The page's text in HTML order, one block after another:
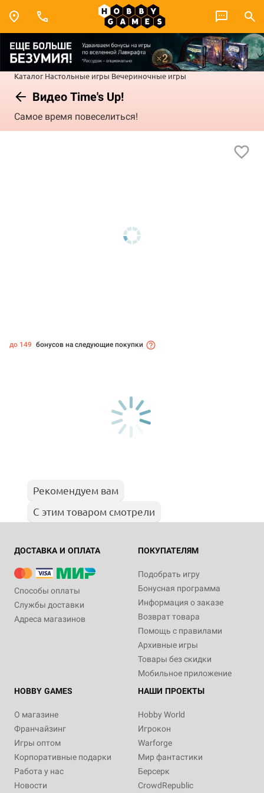
Каталог Настольные игры Вечериночные игры
Видео Time's Up!
Самое время повеселиться!
до 149 бонусов на следующие покупки
Рекомендуем вам
С этим товаром смотрели
ДОСТАВКА И ОПЛАТА
Способы оплаты
Службы доставки
Адреса магазинов
ПОКУПАТЕЛЯМ
Подобрать игру
Бонусная программа
Информация о заказе
Возврат товара
Помощь с правилами
Архивные игры
Товары без скидки
Мобильное приложение
HOBBY GAMES
О магазине
Франчайзинг
Игры оптом
Корпоративные подарки
Работа у нас
Новости
НАШИ ПРОЕКТЫ
Hobby World
Игрокон
Warforge
Мир фантастики
Берсерк
CrowdRepublic